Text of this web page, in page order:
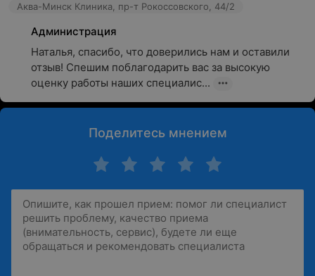
Аква-Минск Клиника, пр-т Рокоссовского, 44/2
Администрация
Наталья, спасибо, что доверились нам и оставили
отзыв! Спешим поблагодарить вас за высокую
оценку работы наших специалис...
Поделитесь мнением